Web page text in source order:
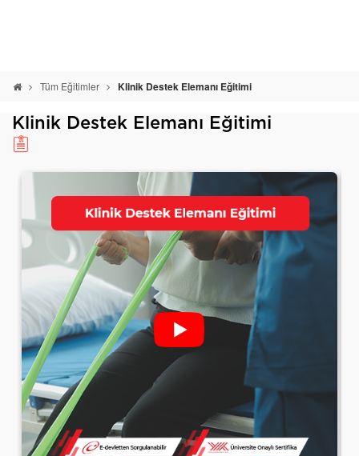
Tüm Eğitimler Klinik Destek Elemanı Eğitimi
Klinik Destek Elemanı Eğitimi